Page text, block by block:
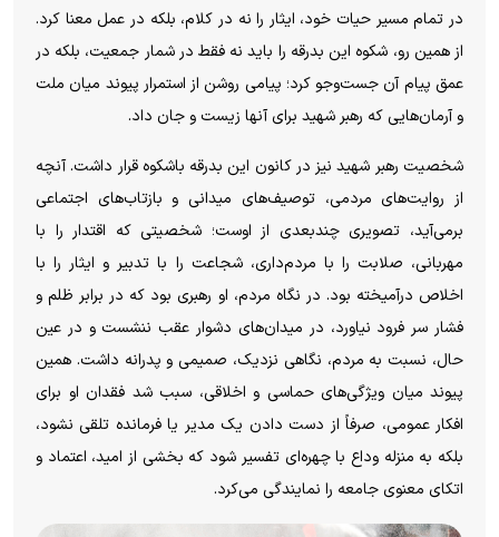
در تمام مسیر حیات خود، ایثار را نه در کلام، بلکه در عمل معنا کرد.
از همین رو، شکوه این بدرقه را باید نه فقط در شمار جمعیت، بلکه در
عمق پیام آن جست‌و‌جو کرد؛ پیامی روشن از استمرار پیوند میان ملت
و آرمان‌هایی که رهبر شهید برای آنها زیست و جان داد.
شخصیت رهبر شهید نیز در کانون این بدرقه باشکوه قرار داشت. آنچه
از روایت‌های مردمی، توصیف‌های میدانی و بازتاب‌های اجتماعی
برمی‌آید، تصویری چندبعدی از اوست؛ شخصیتی که اقتدار را با
مهربانی، صلابت را با مردم‌داری، شجاعت را با تدبیر و ایثار را با
اخلاص درآمیخته بود. در نگاه مردم، او رهبری بود که در برابر ظلم و
فشار سر فرود نیاورد، در میدان‌های دشوار عقب ننشست و در عین
حال، نسبت به مردم، نگاهی نزدیک، صمیمی و پدرانه داشت. همین
پیوند میان ویژگی‌های حماسی و اخلاقی، سبب شد فقدان او برای
افکار عمومی، صرفاً از دست دادن یک مدیر یا فرمانده تلقی نشود،
بلکه به منزله وداع با چهره‌ای تفسیر شود که بخشی از امید، اعتماد و
اتکای معنوی جامعه را نمایندگی می‌کرد.